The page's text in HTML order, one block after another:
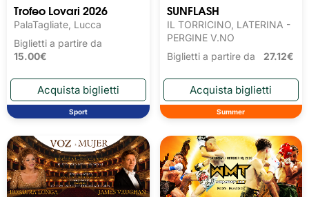
Trofeo Lovari 2026
PalaTagliate, Lucca
Biglietti a partire da
15.00€
Sport
SUNFLASH
IL TORRICINO, LATERINA -
PERGINE V.NO
Biglietti a partire da 27.12€
Summer